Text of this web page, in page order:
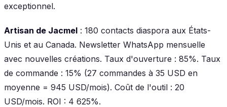
exceptionnel.
Artisan de Jacmel : 180 contacts diaspora aux États-
Unis et au Canada. Newsletter WhatsApp mensuelle
avec nouvelles créations. Taux d'ouverture : 85%. Taux
de commande : 15% (27 commandes à 35 USD en
moyenne = 945 USD/mois). Coût de l'outil : 20
USD/mois. ROI : 4 625%.